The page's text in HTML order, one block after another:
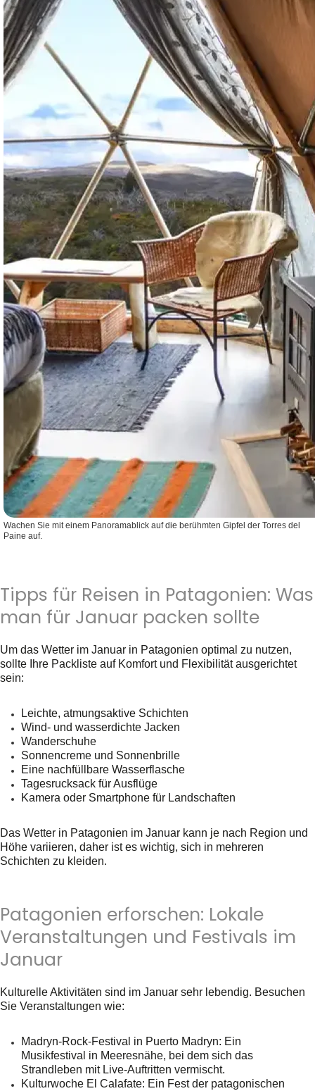
Wachen Sie mit einem Panoramablick auf die berühmten Gipfel der Torres del
Paine auf.
Tipps für Reisen in Patagonien: Was
man für Januar packen sollte
Um das Wetter im Januar in Patagonien optimal zu nutzen,
sollte Ihre Packliste auf Komfort und Flexibilität ausgerichtet
sein:
Leichte, atmungsaktive Schichten
Wind- und wasserdichte Jacken
Wanderschuhe
Sonnencreme und Sonnenbrille
Eine nachfüllbare Wasserflasche
Tagesrucksack für Ausflüge
Kamera oder Smartphone für Landschaften
Das Wetter in Patagonien im Januar kann je nach Region und
Höhe variieren, daher ist es wichtig, sich in mehreren
Schichten zu kleiden.
Patagonien erforschen: Lokale
Veranstaltungen und Festivals im
Januar
Kulturelle Aktivitäten sind im Januar sehr lebendig. Besuchen
Sie Veranstaltungen wie:
Madryn-Rock-Festival in Puerto Madryn: Ein
Musikfestival in Meeresnähe, bei dem sich das
Strandleben mit Live-Auftritten vermischt.
Kulturwoche El Calafate: Ein Fest der patagonischen